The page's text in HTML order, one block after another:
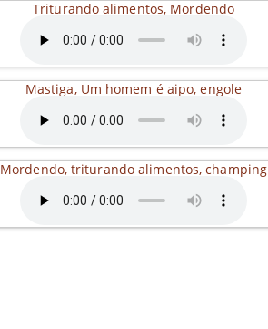
Triturando alimentos, Mordendo
Mastiga, Um homem é aipo, engole
Mordendo, triturando alimentos, champing